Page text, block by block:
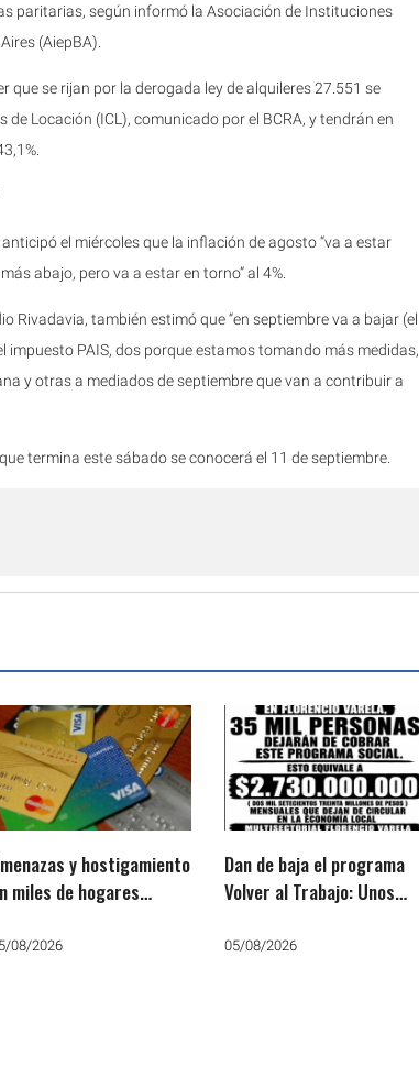
paritarias, según informó la Asociación de Instituciones
(AiepBA).
que se rijan por la derogada ley de alquileres 27.551 se
Locación (ICL), comunicado por el BCRA, y tendrán en
el miércoles que la inflación de agosto “va a estar
abajo, pero va a estar en torno” al 4%.
Rivadavia, también estimó que “en septiembre va a bajar (el
impuesto PAIS, dos porque estamos tomando más medidas,
y otras a mediados de septiembre que van a contribuir a
termina este sábado se conocerá el 11 de septiembre.
y hostigamiento
miles de hogares
08/2026
Dan de baja el programa
Volver al Trabajo: Unos
de cobrar
05/08/2026